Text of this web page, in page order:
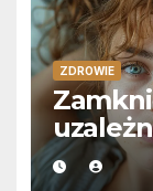
ZDROWIE